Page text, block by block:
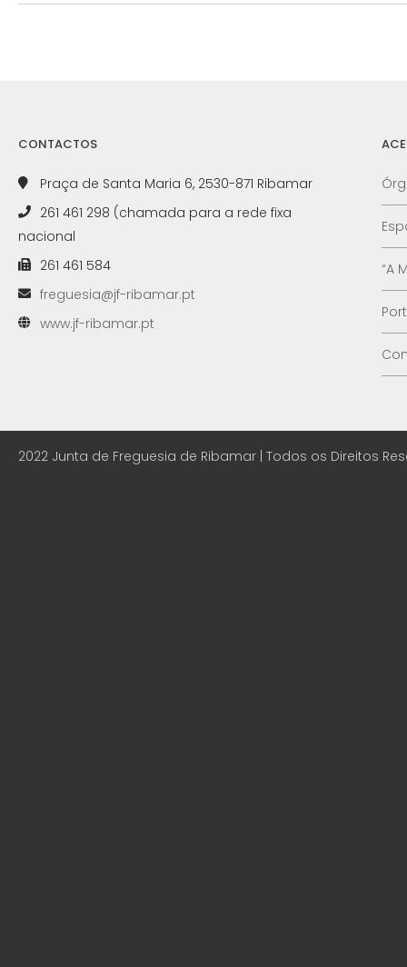
CONTACTOS
Praça de Santa Maria 6, 2530-871 Ribamar
261 461 298 (chamada para a rede fixa
nacional
261 461 584
freguesia@jf-ribamar.pt
www.jf-ribamar.pt
“A
2022 Junta de Freguesia de Ribamar | Todos os Direitos